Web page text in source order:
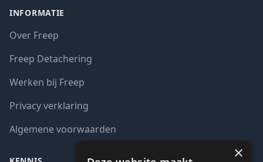
INFORMATIE
Over Freep
Freep Detachering
Werken bij Freep
Privacy verklaring
Algemene voorwaarden
×